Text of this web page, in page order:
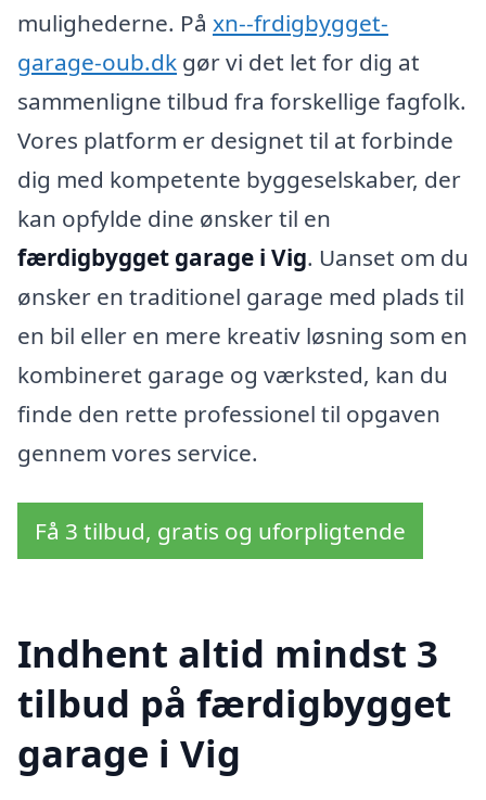
mulighederne. På xn--frdigbygget-
garage-oub.dk gør vi det let for dig at
sammenligne tilbud fra forskellige fagfolk.
Vores platform er designet til at forbinde
dig med kompetente byggeselskaber, der
kan opfylde dine ønsker til en
færdigbygget garage i Vig. Uanset om du
ønsker en traditionel garage med plads til
en bil eller en mere kreativ løsning som en
kombineret garage og værksted, kan du
finde den rette professionel til opgaven
gennem vores service.
Få 3 tilbud, gratis og uforpligtende
Indhent altid mindst 3
tilbud på færdigbygget
garage i Vig